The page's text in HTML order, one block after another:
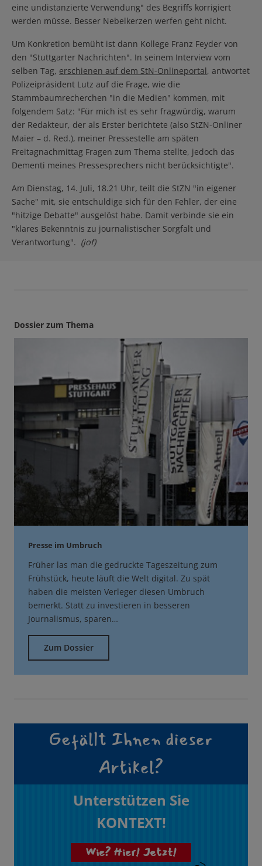
eine undistanzierte Verwendung" des Begriffs korrigiert
werden müsse. Besser Nebelkerzen werfen geht nicht.
Um Konkretion bemüht ist dann Kollege Franz Feyder von
den "Stuttgarter Nachrichten". In seinem Interview vom
selben Tag, erschienen auf dem StN-Onlineportal, antwortet
Polizeipräsident Lutz auf die Frage, wie die
Stammbaumrecherchen "in die Medien" kommen, mit
folgendem Satz: "Für mich ist es sehr fragwürdig, warum
der Redakteur, der als Erster berichtete (also StZN-Onliner
Maier – d. Red.), meiner Pressestelle am späten
Freitagnachmittag Fragen zum Thema stellte, jedoch das
Dementi meines Pressesprechers nicht berücksichtigte".
Am Dienstag, 14. Juli, 18.21 Uhr, teilt die StZN "in eigener
Sache" mit, sie entschuldige sich für den Fehler, der eine
"hitzige Debatte" ausgelöst habe. Damit verbinde sie ein
"klares Bekenntnis zu journalistischer Sorgfalt und
Verantwortung". (jof)
Dossier zum Thema
Presse im Umbruch
Früher las man die gedruckte Tageszeitung zum
Frühstück, heute läuft die Welt digital. Zu spät
haben die meisten Verleger diesen Umbruch
bemerkt. Statt zu investieren in besseren
Journalismus, sparen…
Zum Dossier
Gefällt Ihnen dieser
Artikel?
Unterstützen Sie
KONTEXT!
Wie? Hier! Jetzt!